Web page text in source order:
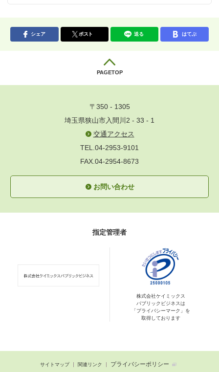
シェア ポスト 送る はてぶ
PAGETOP
〒350 - 1305
埼玉県狭山市入間川2 - 33 - 1
交通アクセス
TEL.04-2953-9101
FAX.04-2954-8673
お問い合わせ
指定管理者
株式会社ケイミックス
パブリックビジネスは
「プライバシーマーク」を
取得しております
サイトマップ 関連リンク プライバシーポリシー